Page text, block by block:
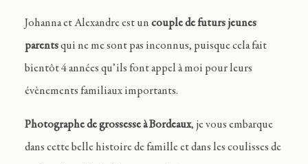
Johanna et Alexandre est un couple de futurs jeunes
parentsqui ne me sont pas inconnus, puisque cela fait
bientôt 4 années qu’ils font appel à moi pour leurs
évènements familiaux importants.
Photographe de grossesse à Bordeaux, je vous embarque
dans cette belle histoire de famille et dans les coulisses de